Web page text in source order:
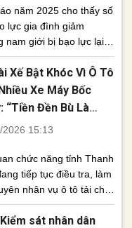
năm 2025 cho thấy số
lực gia đình giảm
nam giới bị bạo lực lại
trong khi phụ nữ vẫn
lớn công việc nội
cáo của Chính phủ gửi
về kết quả thực hiện
Xế Bật Khóc Vì Ô Tô
Xe Máy Bốc
“Tiền Đền Bù Là
Nặng Lớn”
2026 15:13
chức năng tỉnh Thanh
tiếp tục điều tra, làm
nhân vụ ô tô tải chở
máy bất ngờ bốc cháy
Cao tốc Bắc – Nam,
sát nhân dân